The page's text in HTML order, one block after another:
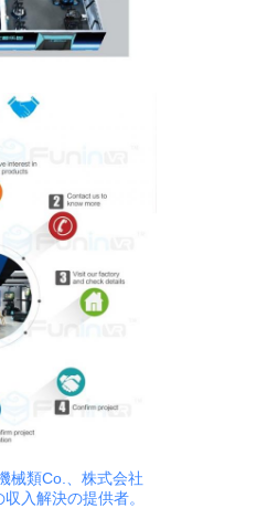
械類Co.、株式会社
入解決の提供者。